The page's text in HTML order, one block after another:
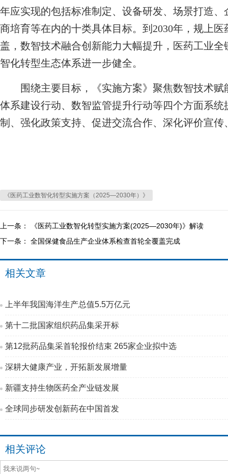
年应实现的包括标准制定、设备研发、场景打造
商培育等在内的十类具体目标。到2030年，规上
盖，数智技术融合创新能力大幅提升，医药工业
智化转型生态体系进一步健全。
围绕主要目标，《实施方案》聚焦数智技术赋
体系建设行动、数智监管提升行动等四个方面系
制、强化政策支持、促进交流合作、深化评价宣
《医药工业数智化转型实施方案（2025—2030年）》
上一条：
《医药工业数智化转型实施方案(2025—2030年)》解读
下一条： 全国保健食品生产企业体系检查首轮全覆盖完成
相关文章
上半年我国海洋生产总值5.5万亿元
第十二批国家组织药品集采开标
第12批药品集采首轮报价结束 265家企业拟中选
深耕大健康产业，开拓新发展增量
新疆支持生物医药全产业链发展
全球同步研发创新药在中国首发
相关评论